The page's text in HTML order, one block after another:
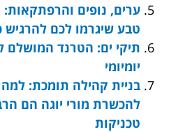
ערים, נופים והרפתקאות:
טבע שיגרמו לכם להרגיש
תיקי ים: הטרנד המושלם
יומיומי
בניית קהילה תומכת: למה
להכשרת מורי יוגה הם
טכניקות